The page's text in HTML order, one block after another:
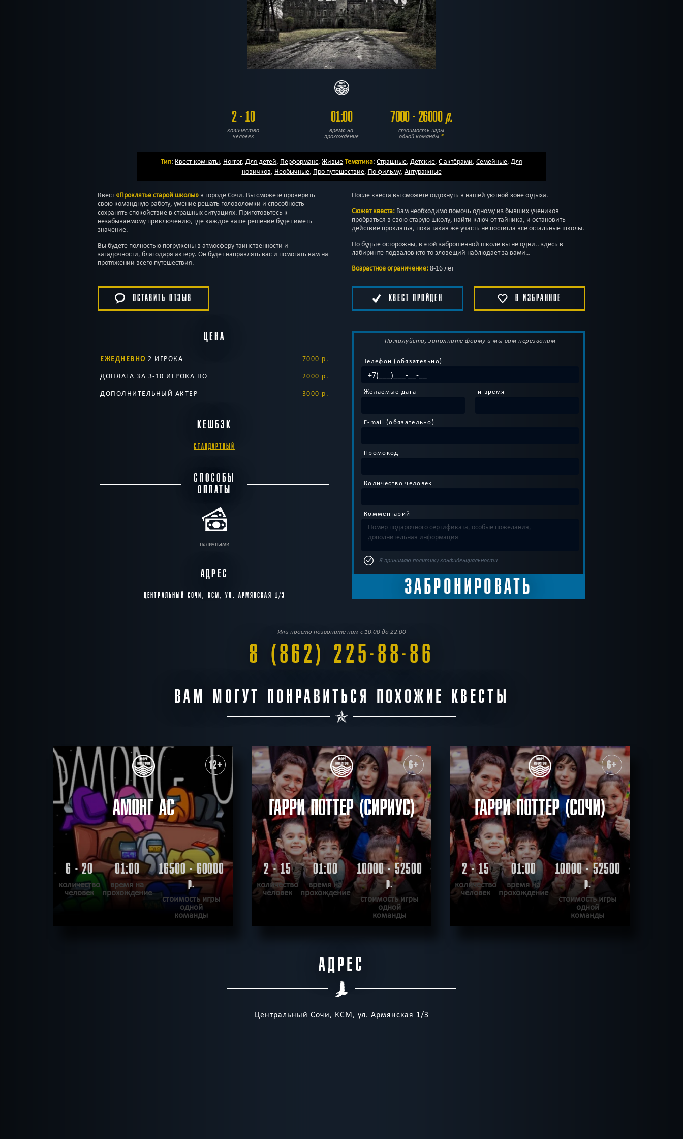
2 - 10
количество
человек
01:00
время на
прохождение
7000 - 26000р.
стоимость игры
одной команды *
Тип: Квест-комнаты, Horror, Для детей, Перформанс, ЖивыеТематика: Страшные, Детские, С актёрами, Семейные, Для
новичков, Необычные, Про путешествие, По фильму, Антуражные
Квест«Проклятье старой школы» в городе Сочи. Вы сможете проверить
свою командную работу, умение решать головоломки и способность
сохранять спокойствие в страшных ситуациях. Приготовьтесь к
незабываемому приключению, где каждое ваше решение будет иметь
значение.
Вы будете полностью погружены в атмосферу таинственности и
загадочности, благодаря актеру. Он будет направлять вас и помогать вам на
протяжении всего путешествия.
После квеста вы сможете отдохнуть в нашей уютной зоне отдыха.
Сюжет квеста: Вам необходимо помочь одному из бывших учеников
пробраться в свою старую школу, найти ключ от тайника, и остановить
действие проклятья, пока такая же участь не постигла все остальные школы.
Но будьте осторожны, в этой заброшенной школе вы не одни.. здесь в
лабиринте подвалов кто-то зловещий наблюдает за вами…
Возрастное ограничение:8-16 лет
ОСТАВИТЬ ОТЗЫВ КВЕСТ ПРОЙДЕН В ИЗБРАННОЕ
ЦЕНА
ЕЖЕДНЕВНО 2 ИГРОКА
7000 р.
ДОПЛАТА ЗА 3-10 ИГРОКА ПО
2000 р.
ДОПОЛНИТЕЛЬНЫЙ АКТЕР
3000 р.
КЕШБЭК
СТАНДАРТНЫЙ
СПОСОБЫ
ОПЛАТЫ
наличными
АДРЕС
ЦЕНТРАЛЬНЫЙ СОЧИ, КСМ, УЛ. АРМЯНСКАЯ 1/3
Пожалуйста, заполните форму и мы вам перезвоним
Телефон (обязательно)
Желаемые дата и время
E-mail (обязательно)
Промокод
Количество человек
Комментарий
Я принимаю политику конфиденциальности
Или просто позвоните нам с 10:00 до 22:00
8 (862) 225-88-86
ВАМ МОГУТ ПОНРАВИТЬСЯ ПОХОЖИЕ КВЕСТЫ
12+
АМОНГ АС
6 - 20
количество
человек
01:00
время на
прохождение
16500 - 60000
р.
стоимость игры
одной
команды
6+
ГАРРИ ПОТТЕР (СИРИУС)
2 - 15
количество
человек
01:00
время на
прохождение
10000 - 52500
р.
стоимость игры
одной
команды
ХОЧУ ПРОЙТИ | КВЕСТ ПРОЙДЕН
6+
ГАРРИ ПОТТЕР (СОЧИ)
2 - 15
количество
человек
01:00
время на
прохождение
10000 - 52500
р.
стоимость игры
одной
команды
АДРЕС
Центральный Сочи, КСМ, ул. Армянская 1/3